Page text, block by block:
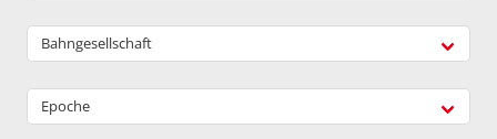
Bahngesellschaft
Epoche